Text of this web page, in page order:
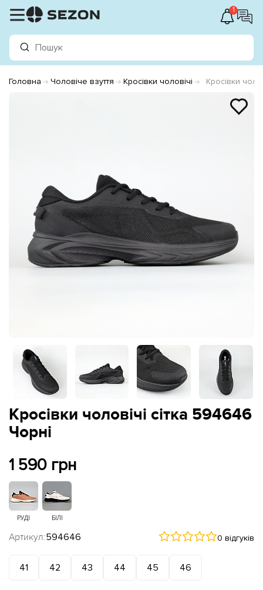
1
Головна Чоловіче взуття Кросівки чоловічі Кросівки
Кросівки чоловічі сітка 594646
Чорні
1 590 грн
РУДІ БІЛІ
Артикул:594646 0 відгуків
41 42 43 44 45 46